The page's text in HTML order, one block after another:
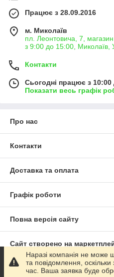
Працює з 28.09.2016
м. Миколаїв
пл. Леонтовича, 7,
з 9:00 до 15:00, Миколаїв,
Контакти
Сьогодні працює з 10:00
Показати весь графік
Про нас
Контакти
Доставка та оплата
Графік роботи
Повна версія сайту
Сайт створено на
Політика конфіденційності
Наразі компанія не може
та повідомлення,
час. Ваша заявка буде